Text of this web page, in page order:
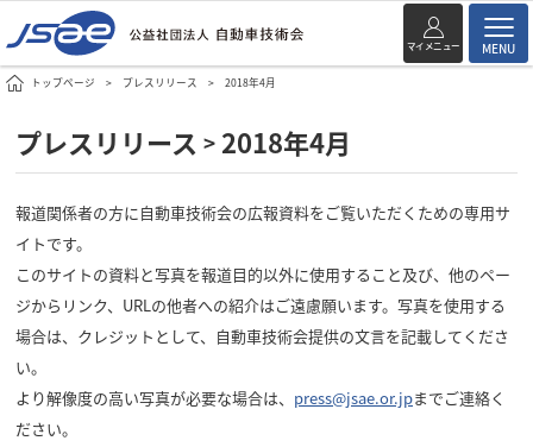
マイメニュー MENU
トップページ プレスリリース 2018年4月
プレスリリース > 2018年4月
報道関係者の方に自動車技術会の広報資料をご覧いただくための専用サ
イトです。
このサイトの資料と写真を報道目的以外に使用すること及び、他のペー
ジからリンク、URLの他者への紹介はご遠慮願います。写真を使用する
場合は、クレジットとして、自動車技術会提供の文言を記載してくださ
い。
より解像度の高い写真が必要な場合は、 press@jsae.or.jpまでご連絡く
ださい。